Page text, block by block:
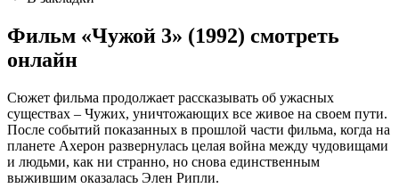
Фильм «Чужой 3» (1992) смотреть
онлайн
Сюжет фильма продолжает рассказывать об ужасных
существах – Чужих, уничтожающих все живое на своем пути.
После событий показанных в прошлой части фильма, когда на
планете Ахерон развернулась целая война между чудовищами
и людьми, как ни странно, но снова единственным
выжившим оказалась Элен Рипли.